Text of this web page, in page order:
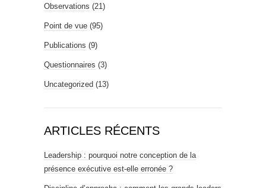
Observations (21)
Point de vue (95)
Publications (9)
Questionnaires (3)
Uncategorized (13)
ARTICLES RÉCENTS
Leadership : pourquoi notre conception de la
présence exécutive est-elle erronée ?